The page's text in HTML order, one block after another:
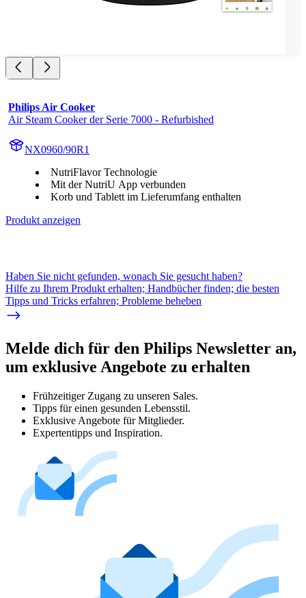
Philips Air Cooker
Air Steam Cooker der Serie 7000 - Refurbished
NX0960/90R1
NutriFlavor Technologie
Mit der NutriU App verbunden
Korb und Tablett im Lieferumfang enthalten
Produkt anzeigen
Haben Sie nicht gefunden, wonach Sie gesucht haben?
Hilfe zu Ihrem Produkt erhalten; Handbücher finden; die besten
Tipps und Tricks erfahren; Probleme beheben
Melde dich für den Philips Newsletter an,
um exklusive Angebote zu erhalten
Frühzeitiger Zugang zu unseren Sales.
Tipps für einen gesunden Lebensstil.
Exklusive Angebote für Mitglieder.
Expertentipps und Inspiration.